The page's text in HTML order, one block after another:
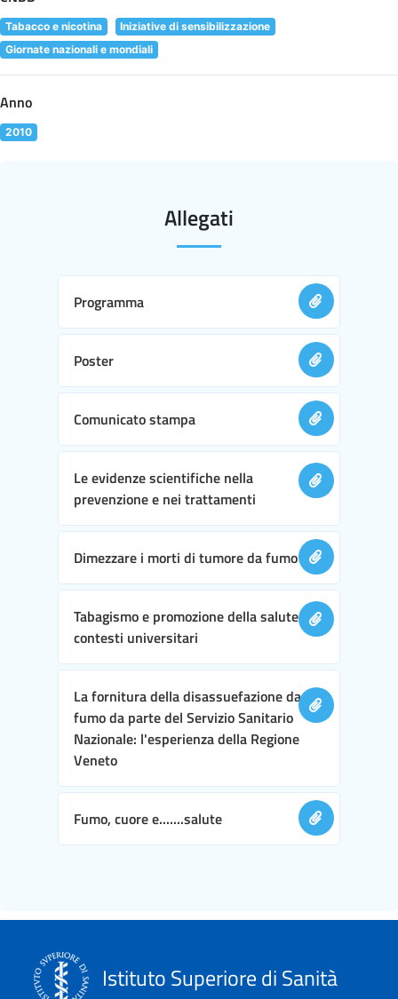
Tabacco e nicotina
Iniziative di sensibilizzazione
Giornate nazionali e mondiali
Anno
2010
Allegati
Programma
Poster
Comunicato stampa
Le evidenze scientifiche nella
prevenzione e nei trattamenti
Dimezzare i morti di tumore da fumo
Tabagismo e promozione della salute nei
contesti universitari
La fornitura della disassuefazione da
fumo da parte del Servizio Sanitario
Nazionale: l'esperienza della Regione
Veneto
Fumo, cuore e.......salute
Istituto Superiore di Sanità